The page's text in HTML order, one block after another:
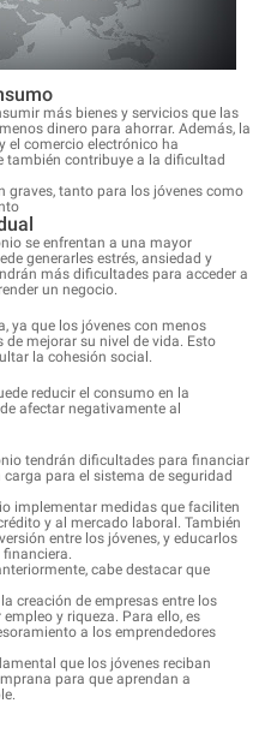
más bienes y servicios que las
dinero para ahorrar. Además, la
el comercio electrónico ha
también contribuye a la dificultad
graves, tanto para los jóvenes como
se enfrentan a una mayor
generarles estrés, ansiedad y
más dificultades para acceder a
un negocio.
ya que los jóvenes con menos
mejorar su nivel de vida. Esto
la cohesión social.
reducir el consumo en la
afectar negativamente al
tendrán dificultades para financiar
para el sistema de seguridad
implementar medidas que faciliten
y al mercado laboral. También
entre los jóvenes, y educarlos
cabe destacar que
creación de empresas entre los
y riqueza. Para ello, es
a los emprendedores
que los jóvenes reciban
para que aprendan a